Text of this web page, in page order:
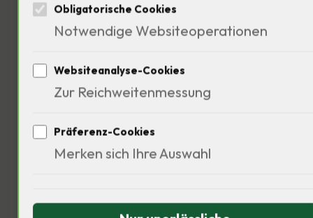
Soziale Aspekte der finanziellen
Bildung
Obligatorische Cookies
Notwendige Websiteoperationen
Websiteanalyse-Cookies
Zur Reichweitenmessung
Präferenz-Cookies
Merken sich Ihre Auswahl